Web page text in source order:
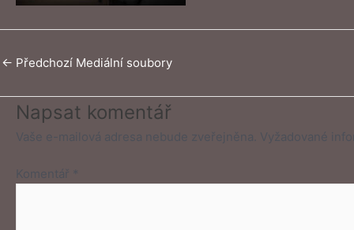
← Předchozí Mediální soubory
Napsat komentář
Vaše e-mailová adresa nebude zveřejněna. Vyžadované
Komentář *